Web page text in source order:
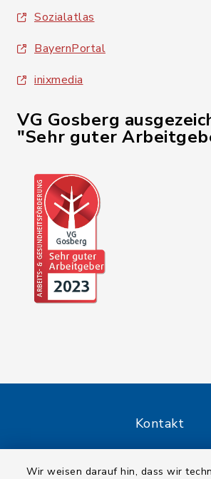
Wir weisen darauf hin, dass wir
Sozialatlas
BayernPortal
inixmedia
VG Gosberg
"Sehr guter
Kontakt